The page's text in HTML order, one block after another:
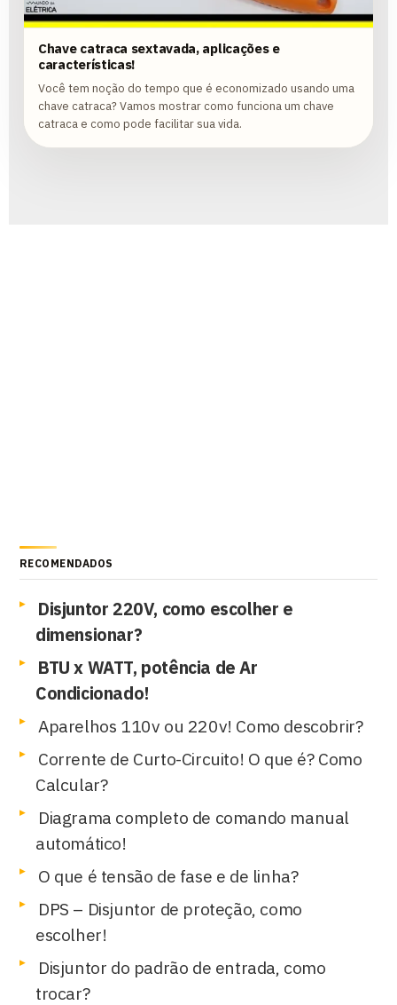
Chave catraca sextavada, aplicações e
características!
Você tem noção do tempo que é economizado usando uma
chave catraca? Vamos mostrar como funciona um chave
catraca e como pode facilitar sua vida.
RECOMENDADOS
Disjuntor 220V, como escolher e
dimensionar?
BTU x WATT, potência de Ar
Condicionado!
Aparelhos 110v ou 220v! Como descobrir?
Corrente de Curto-Circuito! O que é? Como
Calcular?
Diagrama completo de comando manual
automático!
O que é tensão de fase e de linha?
DPS – Disjuntor de proteção, como
escolher!
Disjuntor do padrão de entrada, como
trocar?